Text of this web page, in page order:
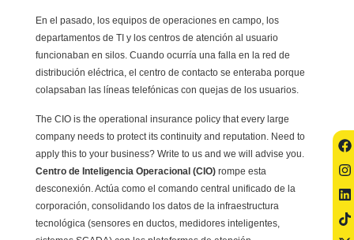
En el pasado, los equipos de operaciones en campo, los
departamentos de TI y los centros de atención al usuario
funcionaban en silos. Cuando ocurría una falla en la red de
distribución eléctrica, el centro de contacto se enteraba porque
colapsaban las líneas telefónicas con quejas de los usuarios.
The CIO is the operational insurance policy that every large
company needs to protect its continuity and reputation. Need to
apply this to your business? Write to us and we will advise you.
Centro de Inteligencia Operacional (CIO)rompe esta
desconexión. Actúa como el comando central unificado de la
corporación, consolidando los datos de la infraestructura
tecnológica (sensores en ductos, medidores inteligentes,